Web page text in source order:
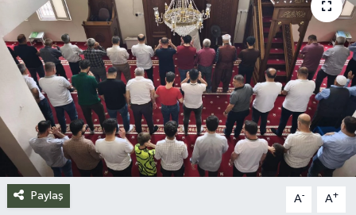
Paylaş A- A+
Spor
Teknoloji
Yazarlar